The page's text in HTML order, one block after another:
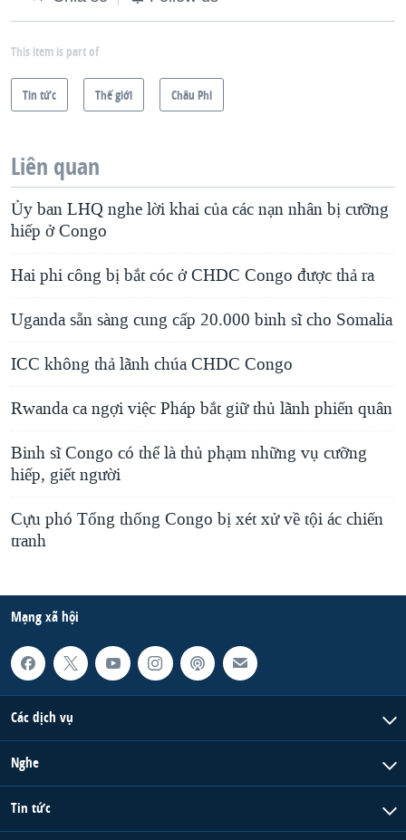
This item is part of
Tin tức Thế giới Châu Phi
Liên quan
Ủy ban LHQ nghe lời khai của các nạn nhân bị cưỡng
hiếp ở Congo
Hai phi công bị bắt cóc ở CHDC Congo được thả ra
Uganda sẵn sàng cung cấp 20.000 binh sĩ cho Somalia
ICC không thả lãnh chúa CHDC Congo
Rwanda ca ngợi việc Pháp bắt giữ thủ lãnh phiến quân
Binh sĩ Congo có thể là thủ phạm những vụ cưỡng
hiếp, giết người
Cựu phó Tổng thống Congo bị xét xử về tội ác chiến
tranh
Mạng xã hội
Các dịch vụ
Nghe
Tin tức